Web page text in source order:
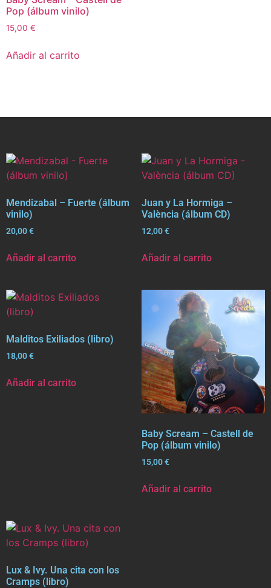
Pop (álbum vinilo)
15,00 €
Añadir al carrito
Mendizabal – Fuerte (álbum
vinilo)
20,00€
Añadir al carrito
Juan y La Hormiga –
València (álbum CD)
12,00€
Añadir al carrito
Malditos Exiliados (libro)
18,00€
Añadir al carrito
Baby Scream – Castell de
Pop (álbum vinilo)
15,00€
Añadir al carrito
Lux & Ivy. Una cita con los
Cramps (libro)